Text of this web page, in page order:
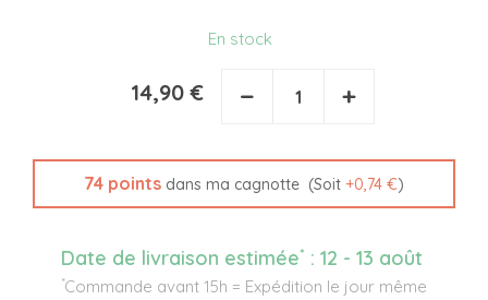
En stock
14,90 € − +
74 points dans ma cagnotte (Soit +0,74 €)
Date de livraison estimée* : 12 - 13 août
*Commande avant 15h = Expédition le jour même